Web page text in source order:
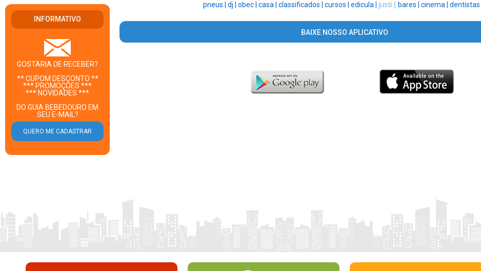
INFORMATIVO
GOSTARIA DE RECEBER?
** CUPOM DESCONTO **
*** PROMOÇÕES ***
*** NOVIDADES ***
DO GUIA BEBEDOURO EM
SEU E-MAIL?
pneus | dj | obec | casa | classificados | cursos | edicula | justi | bares | cinema | dentistas |
BAIXE NOSSO APLICATIVO